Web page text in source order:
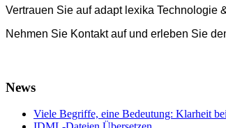
Vertrauen Sie auf adapt lexika Technologie
Nehmen Sie Kontakt auf und erleben Sie
News
Viele Begriffe, eine Bedeutung: Klarheit